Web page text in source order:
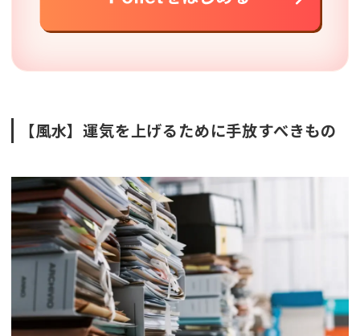
【風水】運気を上げるために手放すべきもの